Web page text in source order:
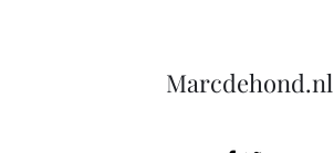
Marcdehond.nl